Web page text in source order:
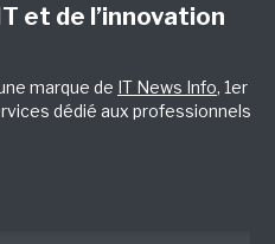
et de l’innovation
marque de IT News Info, 1er
dédié aux professionnels